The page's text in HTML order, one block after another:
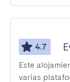
4.7
Este
varias